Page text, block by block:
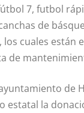
7, futbol
de
los cuales están
de
de
estatal la